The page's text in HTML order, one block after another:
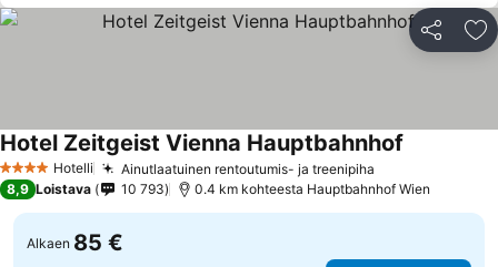
Jaa
4 Tähtiluokitus
Hotelli Ainutlaatuinen rentoutumis- ja treenipiha
Hotel Zeitgeist Vienna Hauptbahnhof
8,9 Loistava 10 793 0.4 km kohteesta Hauptbahnhof Wien
Alkaen 85 €